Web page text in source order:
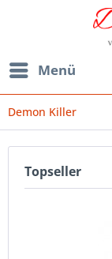
Menü
Demon Killer
Topseller